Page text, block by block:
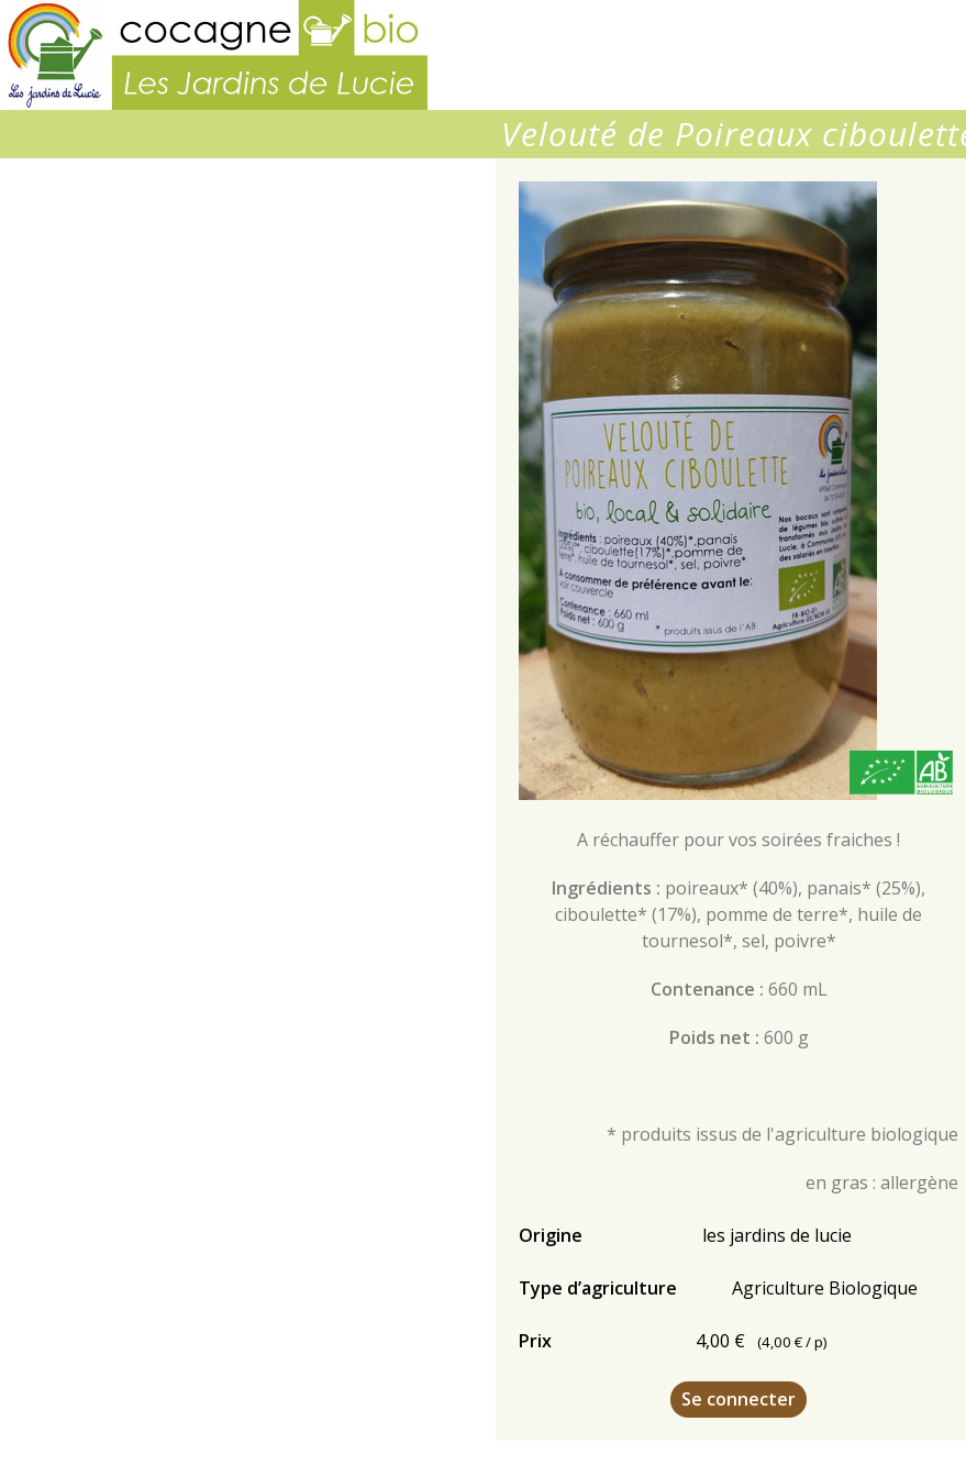
Velouté de Poireaux
A réchauffer pour vos soirées fraiches !
Ingrédients : poireaux* (40%), panais* (25%),
ciboulette* (17%), pomme de terre*, huile de
tournesol*, sel, poivre*
Contenance : 660 mL
Poids net : 600 g
* produits issus de l'agriculture biologique
en gras : allergène
Origine les jardins de lucie
Type d’agriculture Agriculture Biologique
Prix 4,00 € (4,00 €/ p)
Se connecter